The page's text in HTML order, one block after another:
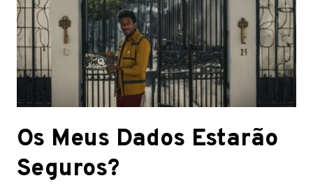
Os Meus Dados Estarão
Seguros?